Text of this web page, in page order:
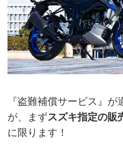
『盗難補償サービス』
が、まずスズキ指定の販
に限ります！